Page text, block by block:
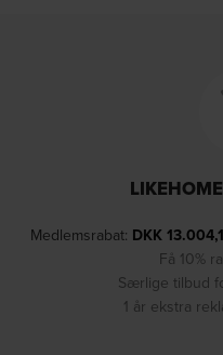
Medlemsrabat: DKK
Få 10%
Særlige tilbud
1 år ekstra